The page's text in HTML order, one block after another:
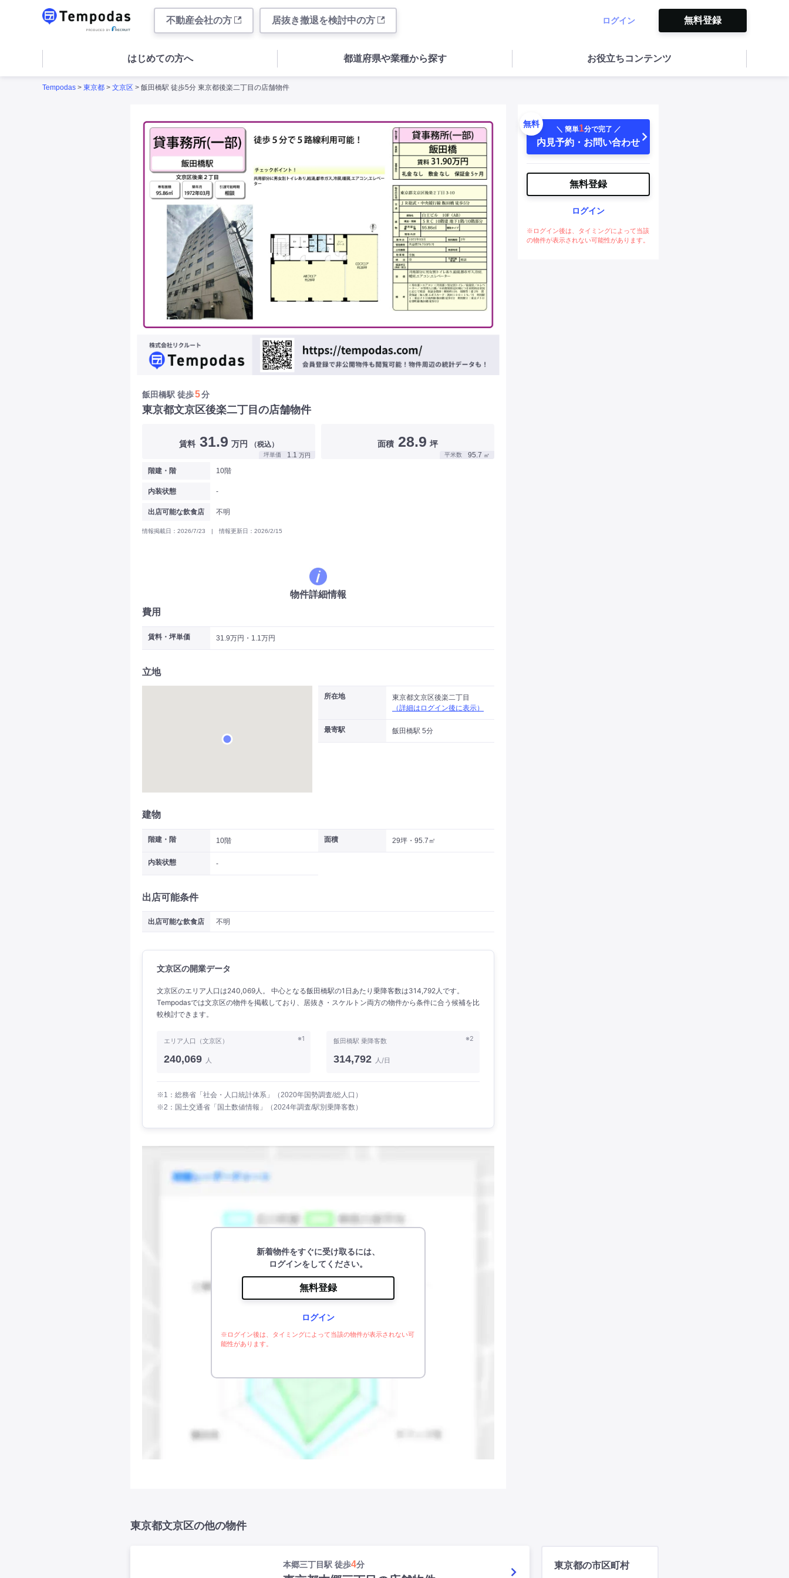
不動産会社の方 居抜き撤退を検討中の方 ログイン 無料登録
はじめての方へ 都道府県や業種から探す お役立ちコンテンツ
Tempodas > 東京都 > 文京区 > 飯田橋駅 徒歩5分 東京都後楽二丁目の店舗物件
飯田橋駅 徒歩5分
東京都文京区後楽二丁目の店舗物件
賃料 31.9 万円 （税込）
坪単価 1.1 万円
面積 28.9 坪
平米数 95.7 ㎡
階建・階 10階
内装状態 -
出店可能な飲食店 不明
情報掲載日：2026/7/23 | 情報更新日：2026/2/15
物件詳細情報
費用
賃料・坪単価 31.9万円・1.1万円
立地
所在地
東京都文京区後楽二丁目
（詳細はログイン後に表示）
最寄駅 飯田橋駅 5分
建物
階建・階 10階 面積 29坪・95.7㎡
内装状態 -
出店可能条件
出店可能な飲食店 不明
文京区の開業データ
文京区のエリア人口は240,069人。 中心となる飯田橋駅の1日あたり乗降客数は314,792人です。
Tempodasでは文京区の物件を掲載しており、居抜き・スケルトン両方の物件から条件に合う候補を比
較検討できます。
※1
エリア人口（文京区）
240,069 人
※2
飯田橋駅 乗降客数
314,792 人/日
※1：総務省「社会・人口統計体系」（2020年国勢調査/総人口）
※2：国土交通省「国土数値情報」（2024年調査/駅別乗降客数）
新着物件をすぐに受け取るには、
ログインをしてください。
無料登録
ログイン
※ログイン後は、タイミングによって当該の物件が表示されない可
能性があります。
無料
＼ 簡単1分で完了 ／
内見予約・お問い合わせ
無料登録
ログイン
※ログイン後は、タイミングによって当該
の物件が表示されない可能性があります。
東京都文京区の他の物件
本郷三丁目駅 徒歩4分 東京都の市区町村